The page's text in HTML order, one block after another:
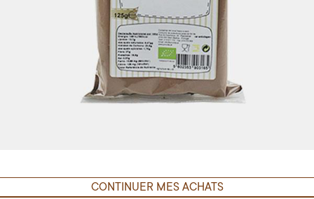
CONTINUER MES ACHATS